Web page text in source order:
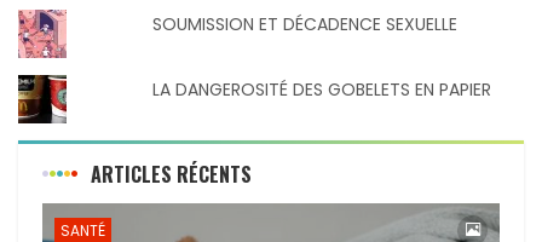
SOUMISSION ET DÉCADENCE SEXUELLE
LA DANGEROSITÉ DES GOBELETS EN PAPIER
ARTICLES RÉCENTS
SANTÉ